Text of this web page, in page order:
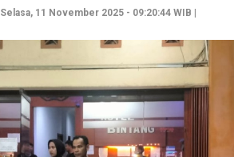
Selasa, 11 November 2025 - 09:20:44 WIB